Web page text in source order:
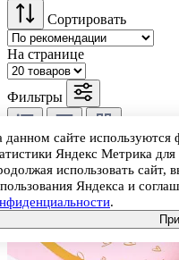
Сортировать
На странице
Фильтры
Цены при покупке в кеш-
быть выше цен, указанных
Новинка
данном сайте используются
Яндекс Метрика для
использовать сайт,
Яндекса и
.